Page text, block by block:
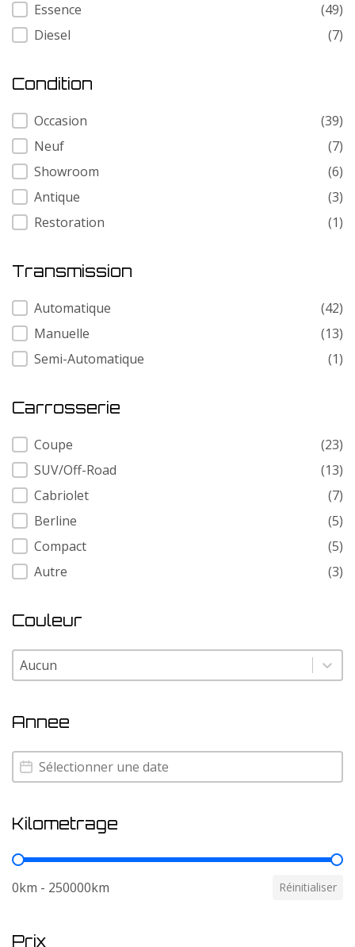
Carburant
Essence
(49)
Diesel
(7)
Condition
Condition
Occasion
(39)
Neuf
(7)
Showroom
(6)
Antique
(3)
Restoration
(1)
Transmission
Transmission
Automatique
(42)
Manuelle
(13)
Semi-Automatique
(1)
Carrosserie
Carrosserie
Coupe
(23)
SUV/Off-Road
(13)
Cabriolet
(7)
Berline
(5)
Compact
(5)
Autre
(3)
Couleur
Couleur
Couleur
Annee
Annee
Annee
Kilometrage
Kilometrage
0km - 250000km Réinitialiser
Prix